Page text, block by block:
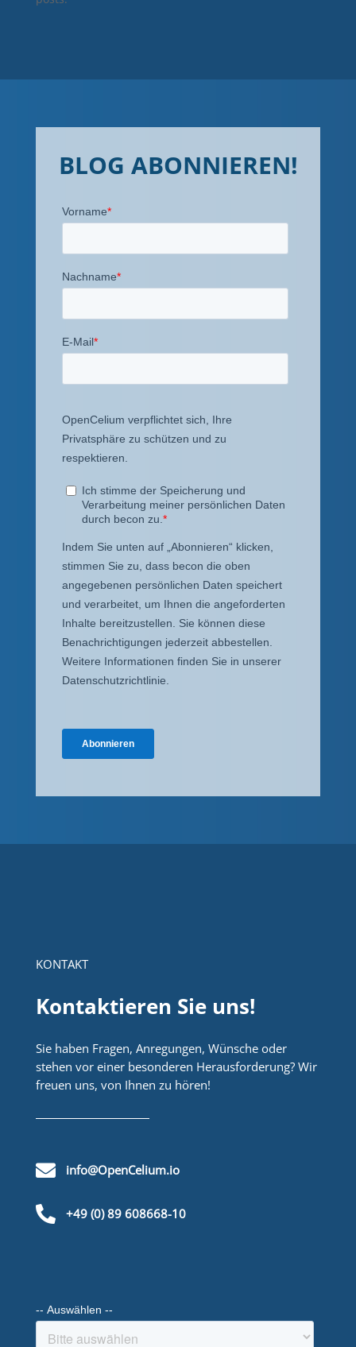
BLOG ABONNIEREN!
KONTAKT
Kontaktieren Sie uns!
Sie haben Fragen, Anregungen, Wünsche oder
stehen vor einer besonderen Herausforderung? Wir
freuen uns, von Ihnen zu hören!
 info@OpenCelium.io
 +49 (0) 89 608668-10